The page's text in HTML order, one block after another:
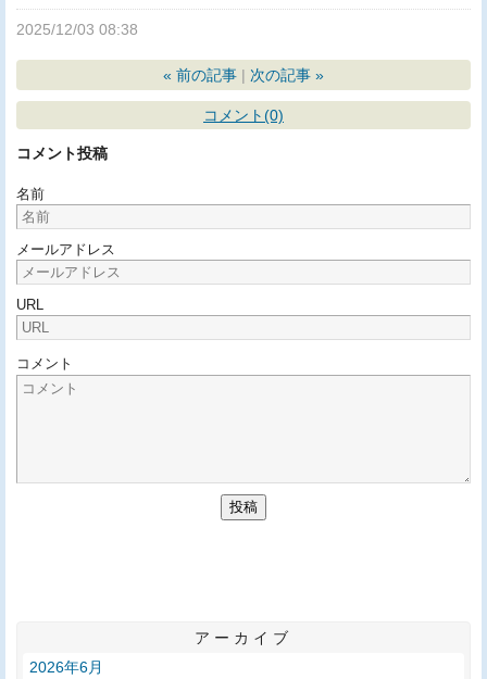
2025/12/03 08:38
« 前の記事 次の記事 »
コメント(0)
コメント投稿
名前
メールアドレス
URL
コメント
アーカイブ
2026年6月